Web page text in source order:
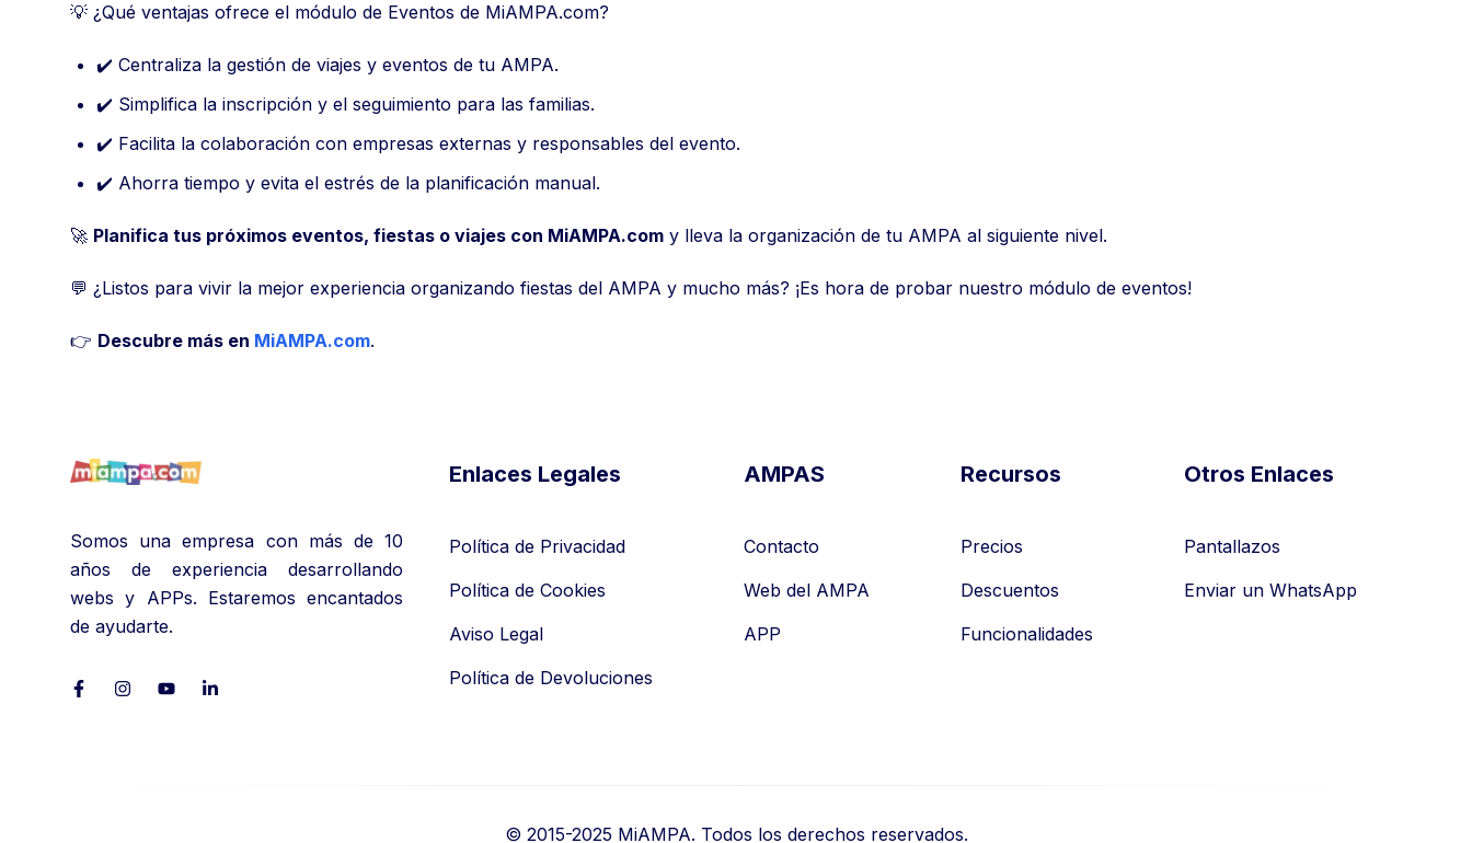
💡 ¿Qué ventajas ofrece el módulo de Eventos de MiAMPA.com?
✔️ Centraliza la gestión de viajes y eventos de tu AMPA.
✔️ Simplifica la inscripción y el seguimiento para las familias.
✔️ Facilita la colaboración con empresas externas y responsables del evento.
✔️ Ahorra tiempo y evita el estrés de la planificación manual.
🚀 Planifica tus próximos eventos, fiestas o viajes con MiAMPA.com y lleva la organización de tu AMPA al siguiente nivel.
💬 ¿Listos para vivir la mejor experiencia organizando fiestas del AMPA y mucho más? ¡Es hora de probar nuestro módulo de eventos!
👉 Descubre más en MiAMPA.com.
Somos una empresa con más de 10
años de experiencia desarrollando
webs y APPs. Estaremos encantados
de ayudarte.
Enlaces Legales
Política de Privacidad
Política de Cookies
Aviso Legal
Política de Devoluciones
AMPAS
Contacto
Web del AMPA
APP
Recursos
Precios
Descuentos
Funcionalidades
Otros Enlaces
Pantallazos
Enviar un WhatsApp
© 2015-2025 MiAMPA. Todos los derechos reservados.